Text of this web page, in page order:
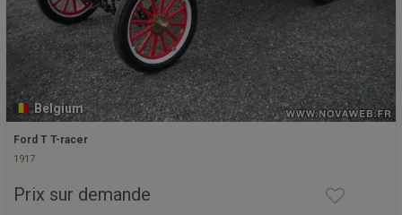
Belgium
Ford T T-racer
1917
Prix sur demande